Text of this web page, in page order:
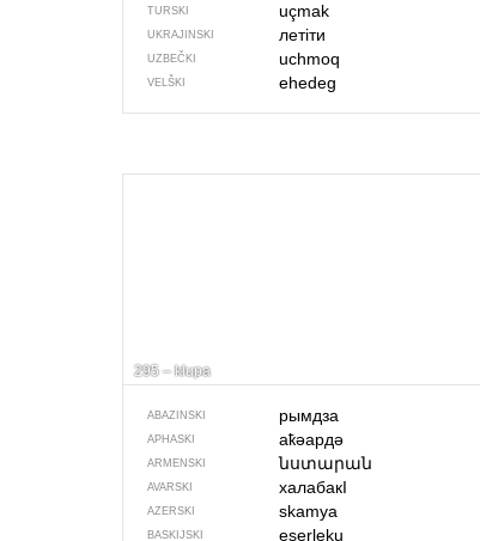
TURSKI uçmak
UKRAJINSKI летіти
UZBEČKI uchmoq
VELŠKI ehedeg
295 – klupa
ABAZINSKI рымдза
APHASKI аҟәардә
ARMENSKI նստարան
AVARSKI халабакI
AZERSKI skamya
BASKIJSKI eserleku